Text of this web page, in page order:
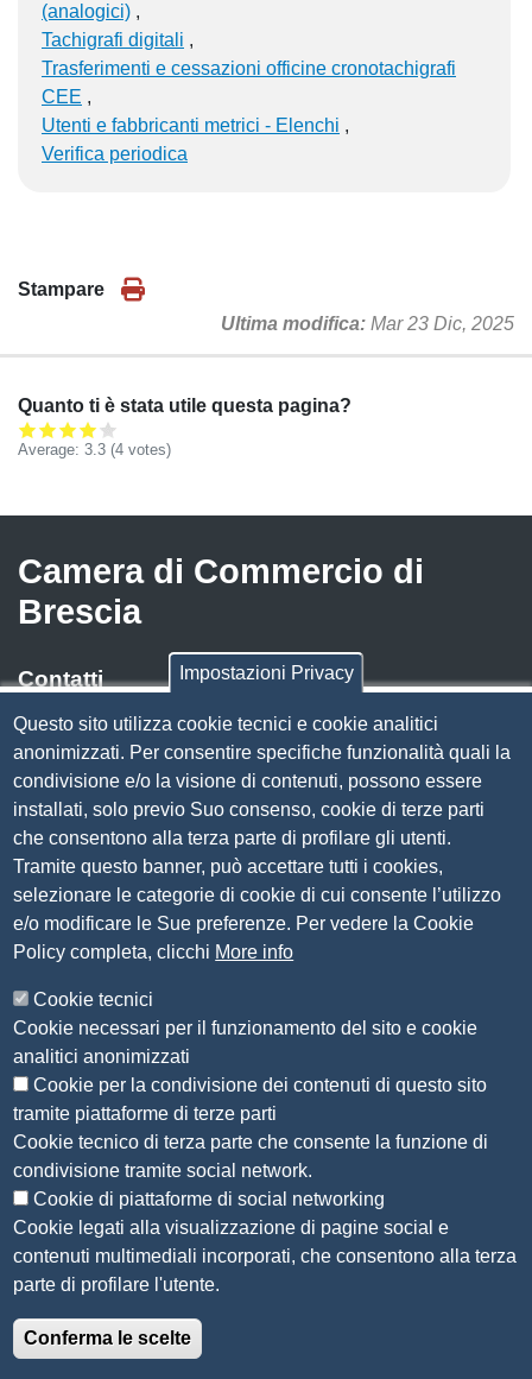
(analogici)
Tachigrafi digitali
Trasferimenti e cessazioni officine cronotachigrafi
CEE
Utenti e fabbricanti metrici - Elenchi
Verifica periodica
Stampare
Ultima modifica Mar 23 Dic, 2025
Quanto ti è stata utile questa pagina?
Average: 3.3 (4 votes)
Camera di Commercio di
Brescia
Contatti
Via Luigi Einaudi, 23, 25121 Brescia BS
Tel. 030 37251
PECcamera.brescia@bs.legalmail.camcom.it
P.IVA 00859790172
C.F. 80013870177
Contatti
Amministrazione Trasparente
Organizzazione
Bandi di concorso
Bandi di gara e contratti
Provvedimenti
Attività e procedimenti
Seguici su
Sito web
Accesso riservato
Mappa del sito
Impostazioni Privacy
Questo sito utilizza cookie tecnici e cookie analitici
anonimizzati. Per consentire specifiche funzionalità quali la
condivisione e/o la visione di contenuti, possono essere
installati, solo previo Suo consenso, cookie di terze parti
che consentono alla terza parte di profilare gli utenti.
Tramite questo banner, può accettare tutti i cookies,
selezionare le categorie di cookie di cui consente l’utilizzo
e/o modificare le Sue preferenze. Per vedere la Cookie
Policy completa, clicchi More info
Cookie tecnici
Cookie necessari per il funzionamento del sito e cookie
analitici anonimizzati
Cookie per la condivisione dei contenuti di questo sito
tramite piattaforme di terze parti
Cookie tecnico di terza parte che consente la funzione di
condivisione tramite social network.
Cookie di piattaforme di social networking
Cookie legati alla visualizzazione di pagine social e
contenuti multimediali incorporati, che consentono alla terza
parte di profilare l'utente.
Conferma le scelte